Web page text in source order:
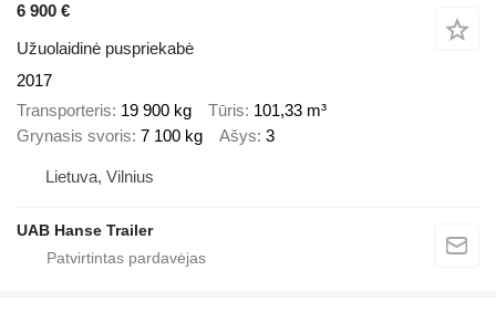
6 900 €
Užuolaidinė puspriekabė
2017
Transporteris 19 900 kg Tūris 101,33 m³
Grynasis svoris 7 100 kg Ašys 3
Lietuva, Vilnius
UAB Hanse Trailer